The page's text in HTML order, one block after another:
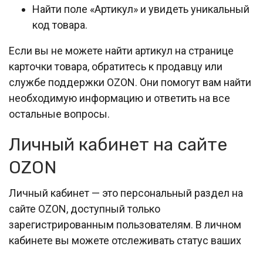
Найти поле «Артикул» и увидеть уникальный
код товара.
Если вы не можете найти артикул на странице
карточки товара, обратитесь к продавцу или
службе поддержки OZON. Они помогут вам найти
необходимую информацию и ответить на все
остальные вопросы.
Личный кабинет на сайте
OZON
Личный кабинет — это персональный раздел на
сайте OZON, доступный только
зарегистрированным пользователям. В личном
кабинете вы можете отслеживать статус ваших